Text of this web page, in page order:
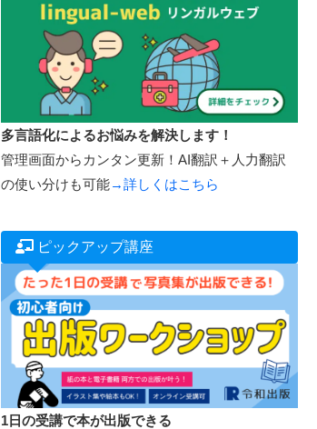
多言語化によるお悩みを解決します！
管理画面からカンタン更新！AI翻訳＋人力翻訳
の使い分けも可能→詳しくはこちら
ピックアップ講座
1日の受講で本が出版できる